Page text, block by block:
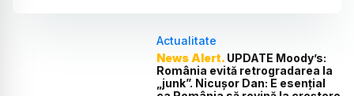
Actualitate
News Alert. UPDATE Moody’s:
România evită retrogradarea la
„junk”. Nicușor Dan: E esențial